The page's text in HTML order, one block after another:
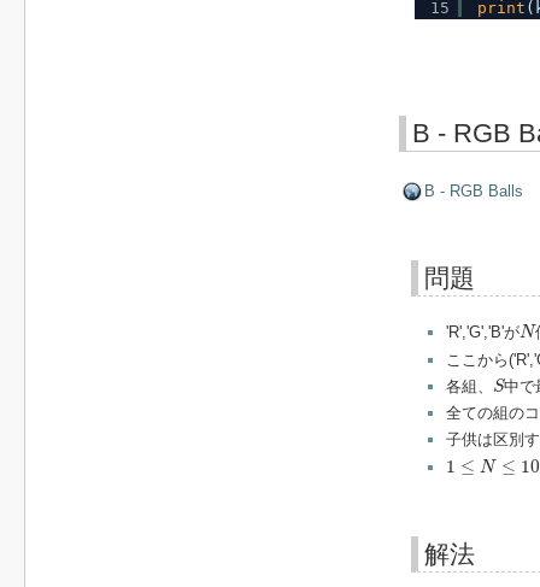
15
print
B - RGB
B - RGB Balls
問題
'R','G','B'がN
N
ここから
各組、
S
S中で
全ての組の
子供は区別
1 ≤ N ≤ 10
≤10
解法